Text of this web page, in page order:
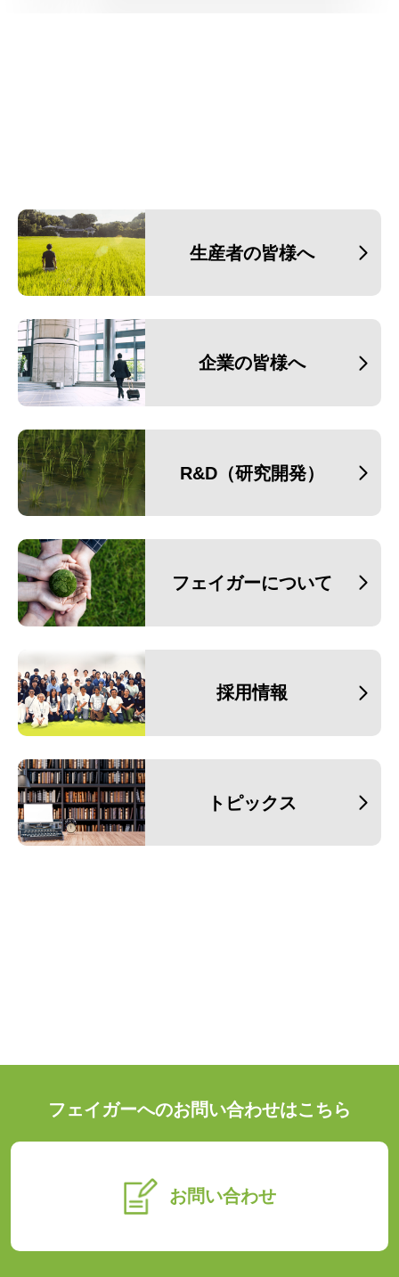
生産者の皆様へ
企業の皆様へ
R&D（研究開発）
フェイガーについて
採用情報
トピックス
フェイガーへのお問い合わせはこちら
お問い合わせ